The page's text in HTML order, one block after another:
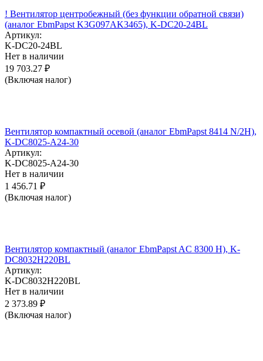
! Вентилятор центробежный (без функции обратной связи)
(аналог EbmPapst K3G097AK3465), K-DC20-24BL
Артикул:
K-DC20-24BL
Нет в наличии
19 703.27 ₽
(Включая налог)
Вентилятор компактный осевой (аналог EbmPapst 8414 N/2H),
K-DC8025-A24-30
Артикул:
K-DC8025-A24-30
Нет в наличии
1 456.71 ₽
(Включая налог)
Вентилятор компактный (аналог EbmPapst AC 8300 H), K-
DC8032H220BL
Артикул:
K-DC8032H220BL
Нет в наличии
2 373.89 ₽
(Включая налог)